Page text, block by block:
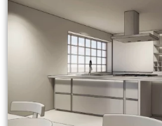
Architecture,Media